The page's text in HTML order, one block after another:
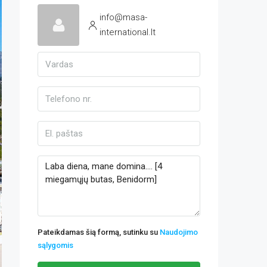
info@masa-
international.lt
Pateikdamas šią formą, sutinku su Naudojimo
sąlygomis